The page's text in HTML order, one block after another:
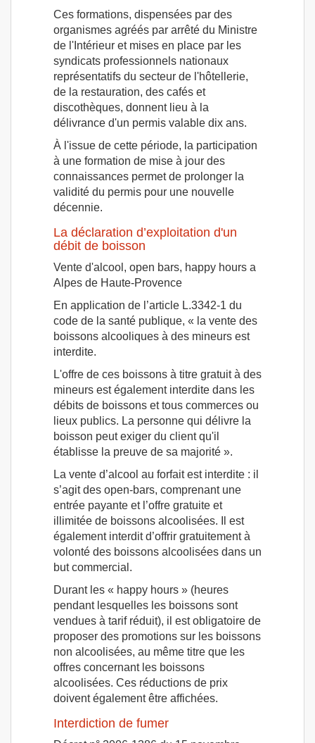
Ces formations, dispensées par des
organismes agréés par arrêté du Ministre
de l'Intérieur et mises en place par les
syndicats professionnels nationaux
représentatifs du secteur de l'hôtellerie,
de la restauration, des cafés et
discothèques, donnent lieu à la
délivrance d'un permis valable dix ans.
À l'issue de cette période, la participation
à une formation de mise à jour des
connaissances permet de prolonger la
validité du permis pour une nouvelle
décennie.
La déclaration d’exploitation d'un
débit de boisson
Vente d'alcool, open bars, happy hours a
Alpes de Haute-Provence
En application de l’article L.3342-1 du
code de la santé publique, « la vente des
boissons alcooliques à des mineurs est
interdite.
L'offre de ces boissons à titre gratuit à des
mineurs est également interdite dans les
débits de boissons et tous commerces ou
lieux publics. La personne qui délivre la
boisson peut exiger du client qu'il
établisse la preuve de sa majorité ».
La vente d’alcool au forfait est interdite : il
s’agit des open-bars, comprenant une
entrée payante et l’offre gratuite et
illimitée de boissons alcoolisées. Il est
également interdit d’offrir gratuitement à
volonté des boissons alcoolisées dans un
but commercial.
Durant les « happy hours » (heures
pendant lesquelles les boissons sont
vendues à tarif réduit), il est obligatoire de
proposer des promotions sur les boissons
non alcoolisées, au même titre que les
offres concernant les boissons
alcoolisées. Ces réductions de prix
doivent également être affichées.
Interdiction de fumer